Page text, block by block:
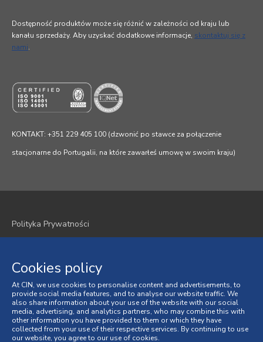
Dostępność produktów może się różnić w zależności od kraju lub
kanału sprzedaży. Aby uzyskać dodatkowe informacje, skontaktuj się z
nami.
KONTAKT: +351 229 405 100 (dzwonić po stawce za połączenie
stacjonarne do Portugalii, na które zawarłeś umowę w swoim kraju)
Polityka Prywatności
Regulamin
Ogólne Warunki Sprzedaży
Spory Konsumenckie
Cookies policy
At CIN, we use cookies to personalise content and advertisements, to
provide social media features, and to analyse our website traffic. We
also share information about your use of the website with our social
media, advertising, and analytics partners, who may combine this with
other information you have provided to them or which they have
collected from your use of their respective services. By continuing to use
our website, you agree to our use of cookies.